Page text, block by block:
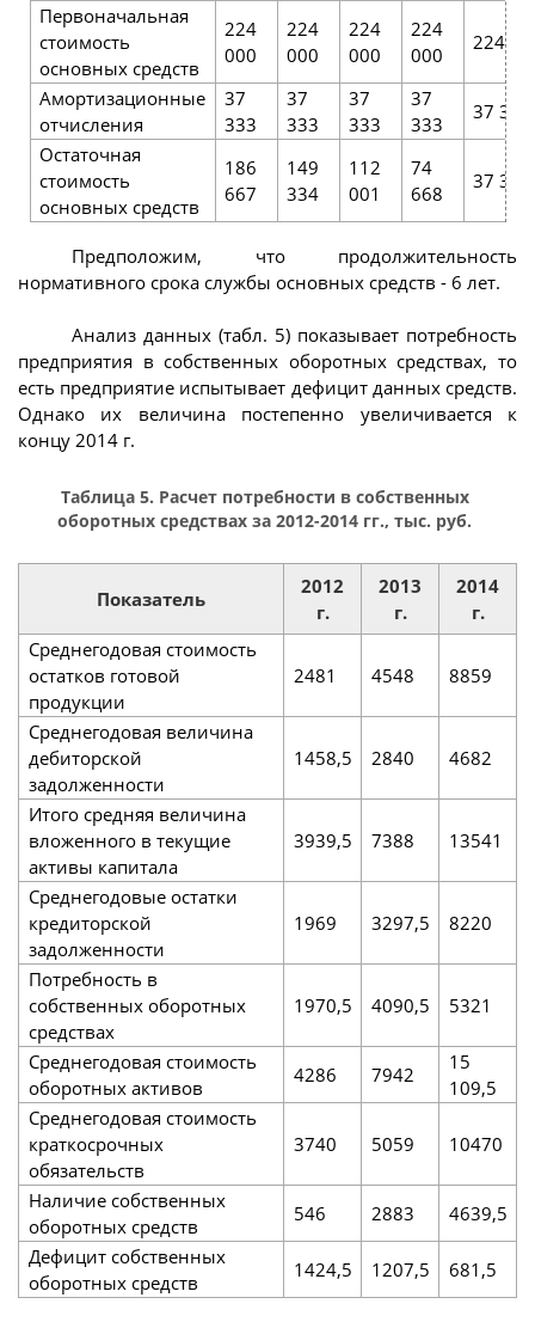
Первоначальная
стоимость
основных средств
224
000
224
000
224
000
224
000
224
Амортизационные
отчисления
37
333
37
333
37
333
37
333
37 333
Остаточная
стоимость
основных средств
186
667
149
334
112
001
74
668
37 335
Предположим, что продолжительность
нормативного срока службы основных средств - 6 лет.
Анализ данных (табл. 5) показывает потребность
предприятия в собственных оборотных средствах, то
есть предприятие испытывает дефицит данных средств.
Однако их величина постепенно увеличивается к
концу 2014 г.
Таблица 5. Расчет потребности в собственных
оборотных средствах за 2012-2014 гг., тыс. руб.
Показатель
2012
г.
2013
г.
2014
г.
Среднегодовая стоимость
остатков готовой
продукции
2481 4548 8859
Среднегодовая величина
дебиторской
задолженности
1458,5 2840 4682
Итого средняя величина
вложенного в текущие
активы капитала
3939,5 7388 13541
Среднегодовые остатки
кредиторской
задолженности
1969 3297,5 8220
Потребность в
собственных оборотных
средствах
1970,5 4090,5 5321
Среднегодовая стоимость
оборотных активов
4286 7942
15
109,5
Среднегодовая стоимость
краткосрочных
обязательств
3740 5059 10470
Наличие собственных
оборотных средств
546 2883
4639,5
Дефицит собственных
оборотных средств
1424,5 1207,5 681,5